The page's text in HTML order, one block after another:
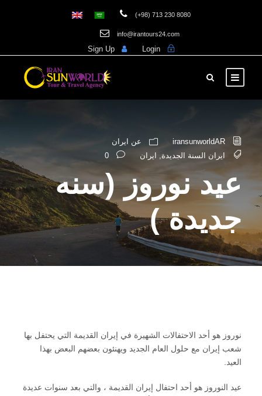
(+98) 713 230 8080
info@irantours24.com
Login
Sign Up
iransunworldAR
عن ایران
ايران السنة الجديدة ایران 0
عید نوروز (سنه
جديدة )
نوروز هو أحد الاحتفالات الشهيرة في إيران القديمة التي يحتفل بها
شعب إيران مع حلول العام الجديد ويهنئون بعضهم البعض بهذا
العيد.
عيد النوروز هو أحد احتفال إيران القديمة ، والتي بعد سنوات عديدة